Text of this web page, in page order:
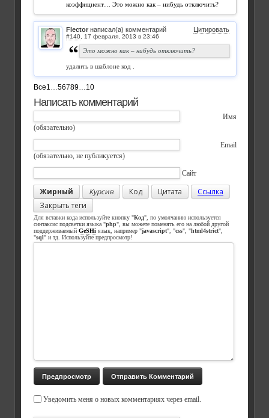
коэффициент… Это можно как – нибудь отключить?
Flector написал(а) комментарий Цитировать
#140
Это можно как – нибудь отключить?
удалить в шаблоне код
Все1…56789…10
Написать комментарий
Имя
(обязательно)
Email
(обязательно, не публикуется)
Сайт
Жирный Курсив Код Цитата
Ссылка
Закрыть теги
Для вставки кода используйте кнопку "Код", по умолчанию используется
синтаксис подсветки языка "php", вы можете поменять его на любой другой
поддерживаемый GeSHi язык, например "javascript", "css", "html4strict",
"sql" и тд. Используйте предпросмотр!
Уведомить меня о новых комментариях через email.